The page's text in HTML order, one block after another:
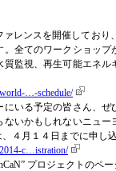
レンスを開催してお
全てのワークショッ
監視、再生可能エネ
…-schedule/
いる予定の皆さん、
いかもしれないニュ
４月１４日までに申し
c…istration/
プロジェクトのペ